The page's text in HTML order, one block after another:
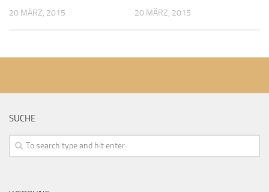
20 MÄRZ, 2015 20 MÄRZ, 2015
SUCHE